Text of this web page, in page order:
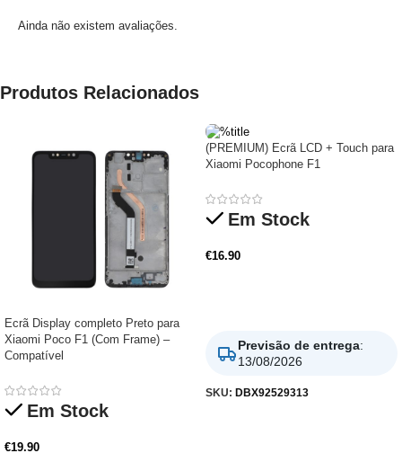
Ainda não existem avaliações.
Produtos Relacionados
Ecrã Display completo Preto para
Xiaomi Poco F1 (Com Frame) –
Compatível
Em Stock
€19.90
(PREMIUM) Ecrã LCD + Touch para
Xiaomi Pocophone F1
Em Stock
€16.90
Previsão de entrega:
13/08/2026
SKU: DBX92529313